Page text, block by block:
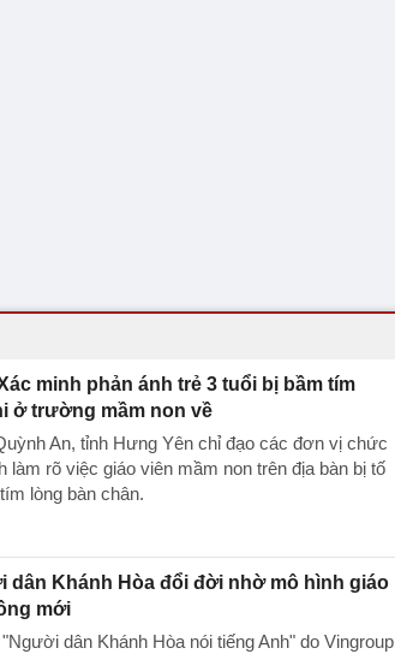
minh phản ánh trẻ 3 tuổi bị bầm tím
ở trường mầm non về
An, tỉnh Hưng Yên chỉ đạo các đơn vị chức
làm rõ việc giáo viên mầm non trên địa bàn bị tố
lòng bàn chân.
dân Khánh Hòa đổi đời nhờ mô hình giáo
mới
dân Khánh Hòa nói tiếng Anh" do Vingroup